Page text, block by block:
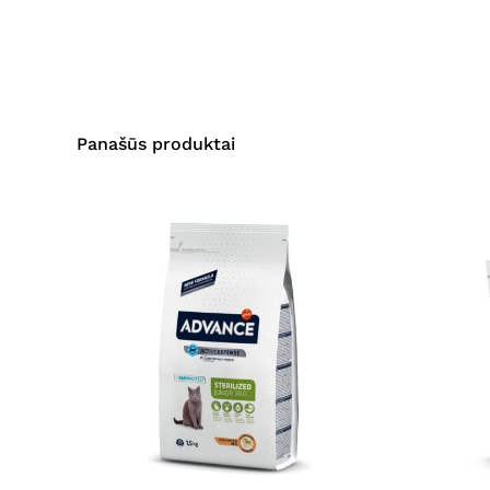
Panašūs produktai